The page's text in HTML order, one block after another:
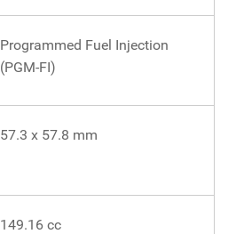
Programmed Fuel Injection
(PGM-FI)
57.3 x 57.8 mm
149.16 cc